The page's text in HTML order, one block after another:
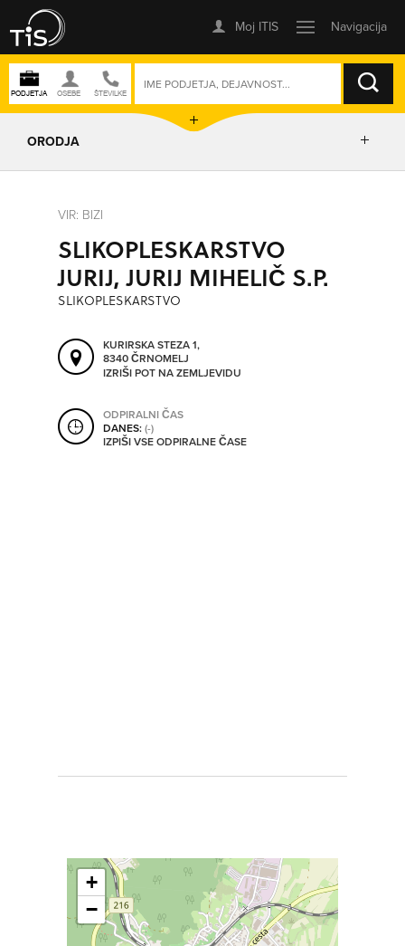
ISKANJE
ORODJA
IZRIŠI POT
POŠLJI SMS
ORODJA
SHRANI V MOJ ITIS
VIR: BIZI
SLIKOPLESKARSTVO
JURIJ, JURIJ MIHELIČ S.P.
SLIKOPLESKARSTVO
KURIRSKA STEZA 1,
8340 ČRNOMELJ
IZRIŠI POT NA ZEMLJEVIDU
ODPIRALNI ČAS
DANES:(-)
IZPIŠI VSE ODPIRALNE ČASE
+
−